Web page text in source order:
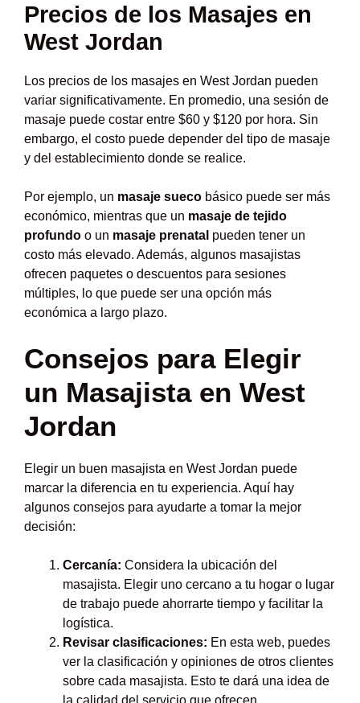
Precios de los Masajes en
West Jordan
Los precios de los masajes en West Jordan pueden
variar significativamente. En promedio, una sesión de
masaje puede costar entre $60 y $120 por hora. Sin
embargo, el costo puede depender del tipo de masaje
y del establecimiento donde se realice.
Por ejemplo, un masaje sueco básico puede ser más
económico, mientras que un masaje de tejido
profundo o un masaje prenatal pueden tener un
costo más elevado. Además, algunos masajistas
ofrecen paquetes o descuentos para sesiones
múltiples, lo que puede ser una opción más
económica a largo plazo.
Consejos para Elegir
un Masajista en West
Jordan
Elegir un buen masajista en West Jordan puede
marcar la diferencia en tu experiencia. Aquí hay
algunos consejos para ayudarte a tomar la mejor
decisión:
Cercanía: Considera la ubicación del
masajista. Elegir uno cercano a tu hogar o lugar
de trabajo puede ahorrarte tiempo y facilitar la
logística.
Revisar clasificaciones: En esta web, puedes
ver la clasificación y opiniones de otros clientes
sobre cada masajista. Esto te dará una idea de
la calidad del servicio que ofrecen.